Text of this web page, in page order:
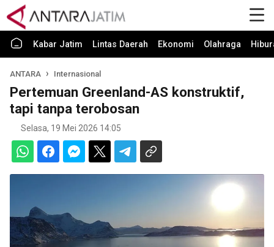
Kabar Jatim Lintas Daerah Ekonomi Olahraga
ANTARA Internasional
Pertemuan Greenland-AS konstruktif,
tapi tanpa terobosan
Selasa, 19 Mei 2026 14:05